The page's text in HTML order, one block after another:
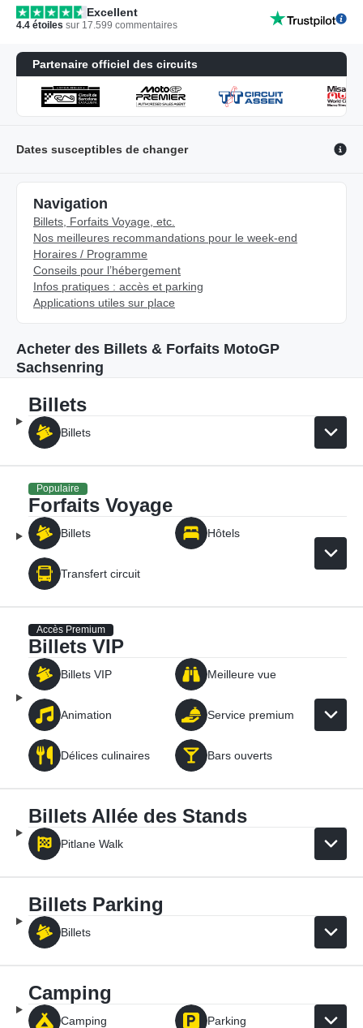
Excellent
4.4 étoiles sur 17.599 commentaires
Partenaire officiel des circuits
Dates susceptibles de changer
Navigation
Billets, Forfaits Voyage, etc.
Nos meilleures recommandations pour le week-end
Horaires / Programme
Conseils pour l’hébergement
Infos pratiques : accès et parking
Applications utiles sur place
Acheter des Billets & Forfaits MotoGP
Sachsenring
Billets
Billets
Populaire
Forfaits Voyage
Billets Hôtels
Transfert circuit
Accès Premium
Billets VIP
Billets VIP Meilleure vue
Animation Service premium
Délices culinaires Bars ouverts
Billets Allée des Stands
Pitlane Walk
Billets Parking
Billets
Camping
Camping Parking